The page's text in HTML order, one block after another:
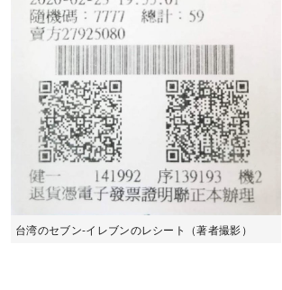
台湾のセブン-イレブンのレシート（著者撮影）